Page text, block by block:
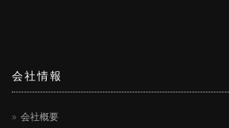
会社情報
会社概要